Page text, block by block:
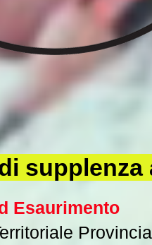
supplenza
Esaurimento